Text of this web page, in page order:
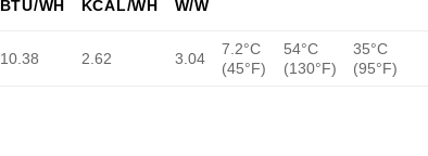
BTU/WH KCAL/WH W/W
10.38 2.62 3.04
7.2°C
(45°F)
54°C
(130°F)
35°C
(95°F)